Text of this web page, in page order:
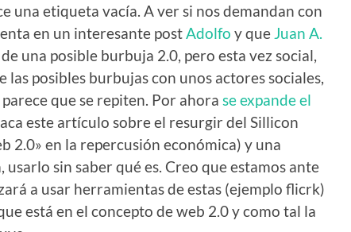
una etiqueta vacía. A ver si nos demandan con
en un interesante post Adolfo y que Juan A.
una posible burbuja 2.0, pero esta vez social,
las posibles burbujas con unos actores sociales,
que se repiten. Por ahora se expande el
este artículo sobre el resurgir del Sillicon
2.0» en la repercusión económica) y una
sin saber qué es. Creo que estamos ante
a usar herramientas de estas (ejemplo flicrk)
está en el concepto de web 2.0 y como tal la